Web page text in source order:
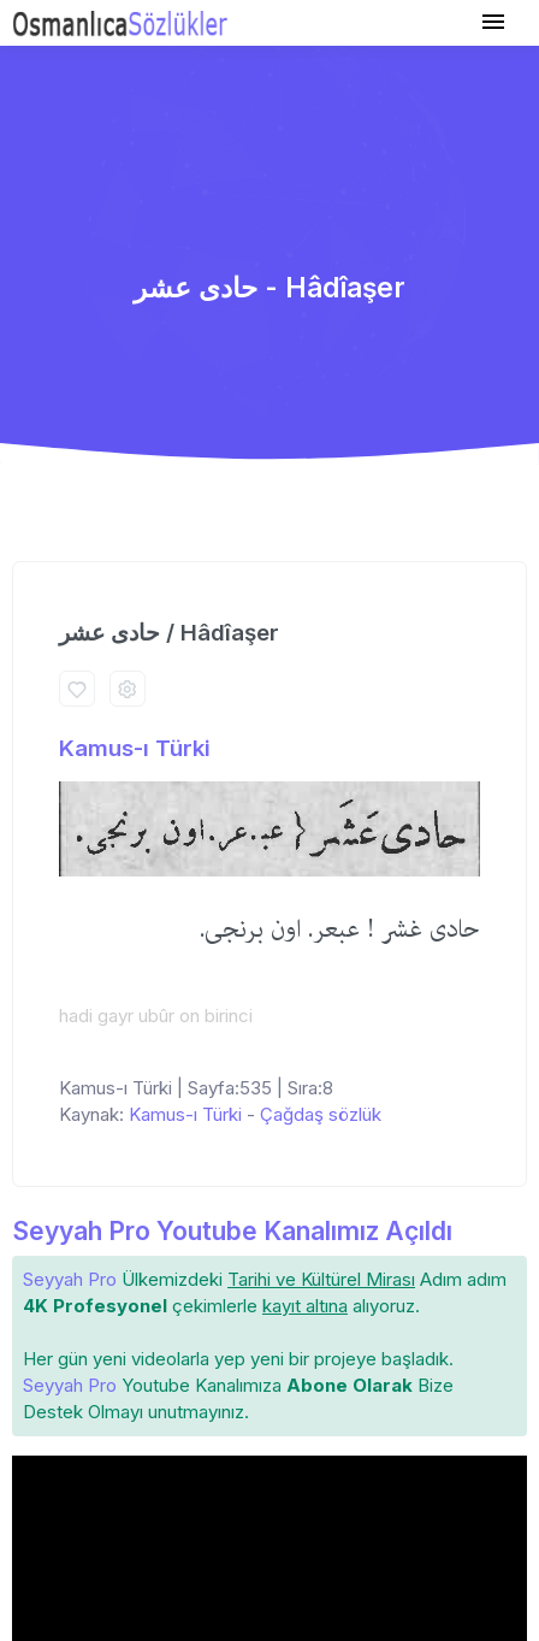
حادی عشر - Hâdîaşer
حادی عشر / Hâdîaşer
Kamus-ı Türki
حادی غشر ! عبعر. اون برنجی.
hadi gayr ubûr on birinci
Kamus-ı Türki | Sayfa:535 | Sıra:8
Kaynak: Kamus-ı Türki - Çağdaş sözlük
Seyyah Pro Youtube Kanalımız Açıldı
Seyyah Pro Ülkemizdeki Tarihi ve Kültürel Mirası Adım adım
4K Profesyonel çekimlerle kayıt altına alıyoruz.
Her gün yeni videolarla yep yeni bir projeye başladık.
Seyyah Pro Youtube Kanalımıza Abone Olarak Bize
Destek Olmayı unutmayınız.